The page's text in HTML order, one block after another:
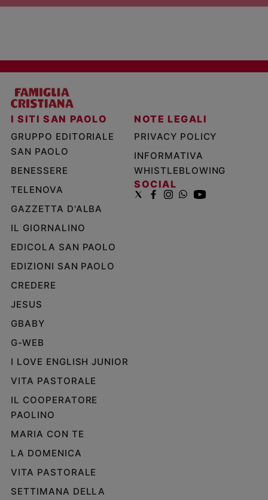
I SITI SAN PAOLO
GRUPPO EDITORIALE
SAN PAOLO
BENESSERE
TELENOVA
GAZZETTA D'ALBA
IL GIORNALINO
EDICOLA SAN PAOLO
EDIZIONI SAN PAOLO
CREDERE
JESUS
GBABY
G-WEB
I LOVE ENGLISH JUNIOR
VITA PASTORALE
IL COOPERATORE
PAOLINO
MARIA CON TE
LA DOMENICA
VITA PASTORALE
SETTIMANA DELLA
NOTE LEGALI
PRIVACY POLICY
INFORMATIVA
WHISTLEBLOWING
SOCIAL